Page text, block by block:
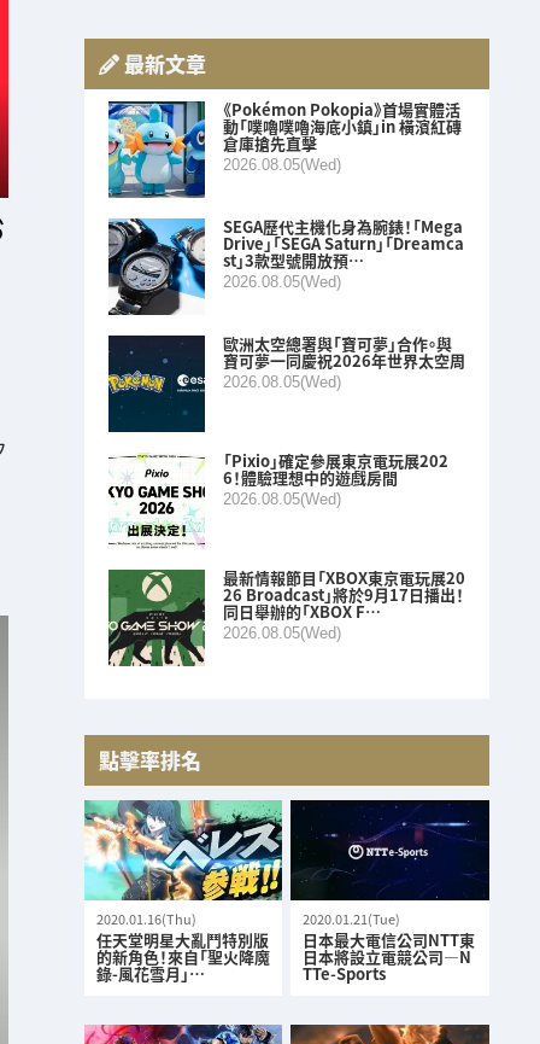
最新文章
《Pokémon Pokopia》首場實體活
動「噗嚕噗嚕海底小鎮」in 橫濱紅磚
倉庫搶先直擊
2026.08.05(Wed)
SEGA歷代主機化身為腕錶！「Mega
Drive」「SEGA Saturn」「Dreamca
st」3款型號開放預…
2026.08.05(Wed)
歐洲太空總署與「寶可夢」合作。與
寶可夢一同慶祝2026年世界太空周
2026.08.05(Wed)
「Pixio」確定參展東京電玩展202
6！體驗理想中的遊戲房間
2026.08.05(Wed)
最新情報節目「XBOX東京電玩展20
26 Broadcast」將於9月17日播出！
同日舉辦的「XBOX F…
2026.08.05(Wed)
點擊率排名
2020.01.16(Thu)
任天堂明星大亂鬥特別版
的新角色！來自「聖火降魔
錄-風花雪月」…
2020.01.21(Tue)
日本最大電信公司NTT東
日本將設立電競公司—N
TTe-Sports